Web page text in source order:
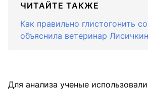
ЧИТАЙТЕ ТАКЖЕ
Как правильно глистогонить
объяснила ветеринар
Для анализа ученые использовали